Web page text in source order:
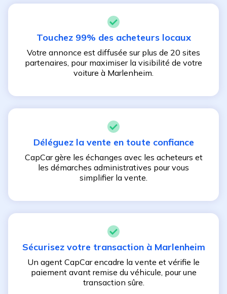
Touchez 99% des acheteurs locaux
Votre annonce est diffusée sur plus de 20 sites
partenaires, pour maximiser la visibilité de votre
voiture à Marlenheim.
Déléguez la vente en toute confiance
CapCar gère les échanges avec les acheteurs et
les démarches administratives pour vous
simplifier la vente.
Sécurisez votre transaction à Marlenheim
Un agent CapCar encadre la vente et vérifie le
paiement avant remise du véhicule, pour une
transaction sûre.